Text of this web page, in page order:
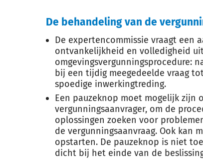
De behandeling van de
De expertencommissie vraagt een
ontvankelijkheid en volledigheid
omgevingsvergunningsprocedure:
bij een tijdig meegedeelde vraag
spoedige inwerkingtreding.
Een pauzeknop moet mogelijk zijn
vergunningsaanvrager, om de
oplossingen zoeken voor
de vergunningsaanvraag. Ook kan
opstarten. De pauzeknop is niet
dicht bij het einde van de